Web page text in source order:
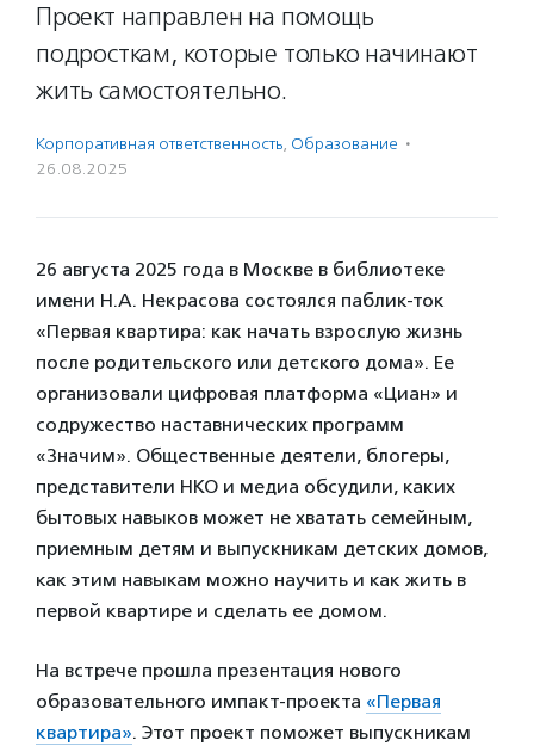
Проект направлен на помощь
подросткам, которые только начинают
жить самостоятельно.
Корпоративная ответственность, Образование ·
26.08.2025
26 августа 2025 года в Москве в библиотеке
имени Н.А. Некрасова состоялся паблик-ток
«Первая квартира: как начать взрослую жизнь
после родительского или детского дома». Ее
организовали цифровая платформа «Циан» и
содружество наставнических программ
«Значим». Общественные деятели, блогеры,
представители НКО и медиа обсудили, каких
бытовых навыков может не хватать семейным,
приемным детям и выпускникам детских домов,
как этим навыкам можно научить и как жить в
первой квартире и сделать ее домом.
На встрече прошла презентация нового
образовательного импакт-проекта «Первая
квартира». Этот проект поможет выпускникам